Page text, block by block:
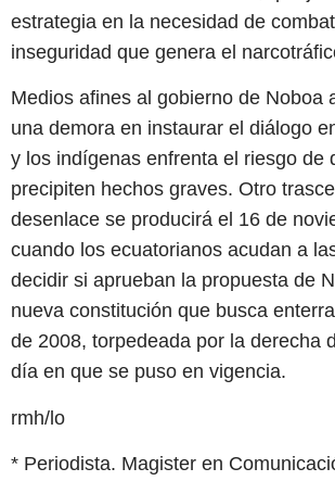
estrategia en la necesidad de
inseguridad que genera el
Medios afines al gobierno de Noboa
una demora en instaurar el diálogo
y los indígenas enfrenta el riesgo de
precipiten hechos graves. Otro
desenlace se producirá el 16 de
cuando los ecuatorianos acudan a
decidir si aprueban la propuesta de
nueva constitución que busca
de 2008, torpedeada por la derecha
día en que se puso en vigencia.
rmh/lo
* Periodista. Magister en